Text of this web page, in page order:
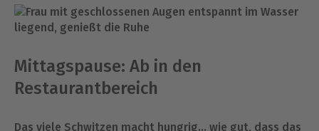
Mittagspause: Ab in den
Restaurantbereich
Das viele Schwitzen macht hungrig… wie gut, dass das